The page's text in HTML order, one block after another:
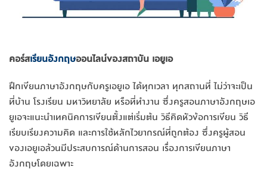
คอร์สเรียนอังกฤษออนไลน์ของสถาบัน เอยูเอ
ฝึกเขียนภาษาอังกฤษกับครูเอยูเอ ได้ทุกเวลา ทุกสถานที่ ไม่ว่าจะเป็น
ที่บ้าน โรงเรียน มหาวิทยาลัย หรือที่ทำงาน ซึ่งครูสอนภาษาอังกฤษเอ
ยูเอจะแนะนำเทคนิคการเขียนตั้งแต่เริ่มต้น วิธีคิดหัวข้อการเขียน วิธี
เรียบเรียงความคิด และการใช้หลักไวยากรณ์ที่ถูกต้อง ซึ่งครูผู้สอน
ของเอยูเอล้วนมีประสบการณ์ด้านการสอน เรื่องการเขียนภาษา
อังกฤษโดยเฉพาะ